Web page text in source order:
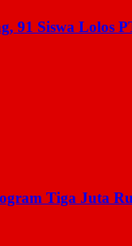
91 Siswa Lolos
Tiga Juta